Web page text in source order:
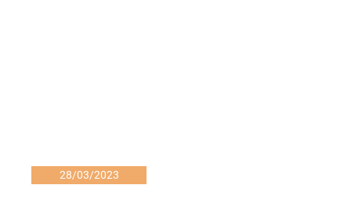
28/03/2023